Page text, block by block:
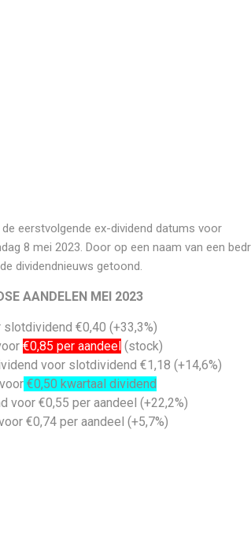
eerstvolgende ex-dividend datums voor
8 mei 2023. Door op een naam van een
dividendnieuws getoond.
AANDELEN MEI 2023
€0,40 (+33,3%)
€0,85 per aandeel(stock)
voor slotdividend €1,18 (+14,6%)
€0,50 kwartaal dividend
voor €0,55 per aandeel (+22,2%)
€0,74 per aandeel (+5,7%)